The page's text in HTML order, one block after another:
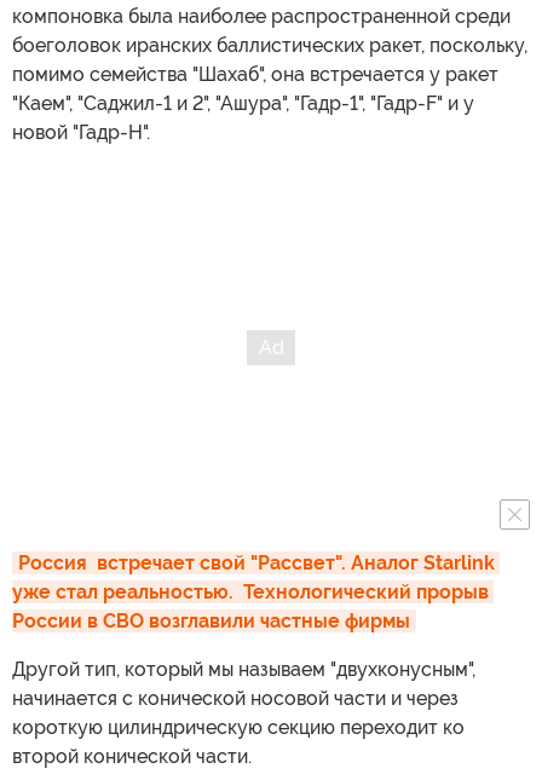
компоновка была наиболее распространенной среди
боеголовок иранских баллистических ракет, поскольку,
помимо семейства "Шахаб", она встречается у ракет
"Каем", "Саджил-1 и 2", "Ашура", "Гадр-1", "Гадр-F" и у
новой "Гадр-H".
Россия  встречает свой "Рассвет". Аналог Starlink
уже стал реальностью.  Технологический прорыв
России в СВО возглавили частные фирмы
Другой тип, который мы называем "двухконусным",
начинается с конической носовой части и через
короткую цилиндрическую секцию переходит ко
второй конической части.